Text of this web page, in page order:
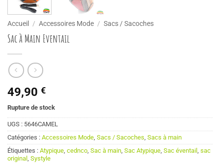
Accueil / Accessoires Mode / Sacs / Sacoches
Sac à Main Eventail
49,90 €
Rupture de stock
UGS : 5646CAMEL
Catégories : Accessoires Mode, Sacs / Sacoches, Sacs à main
Étiquettes : Atypique, cednco, Sac à main, Sac Atypique, Sac éventail , sac
original , Systyle